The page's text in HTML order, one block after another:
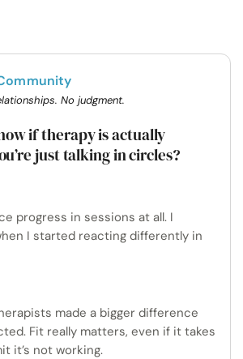
No judgment.
if therapy is actually
just talking in circles?
progress in sessions at all. I
I started reacting differently in
made a bigger difference
Fit really matters, even if it takes
it’s not working.